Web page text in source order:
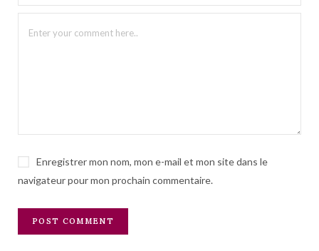
Enregistrer mon nom, mon e-mail et mon site dans le
navigateur pour mon prochain commentaire.